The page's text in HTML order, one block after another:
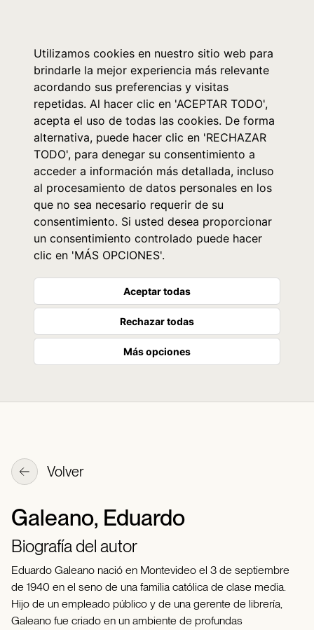
Utilizamos cookies en nuestro sitio web para
brindarle la mejor experiencia más relevante
acordando sus preferencias y visitas
repetidas. Al hacer clic en 'ACEPTAR TODO',
acepta el uso de todas las cookies. De forma
alternativa, puede hacer clic en 'RECHAZAR
TODO', para denegar su consentimiento a
acceder a información más detallada, incluso
al procesamiento de datos personales en los
que no sea necesario requerir de su
consentimiento. Si usted desea proporcionar
un consentimiento controlado puede hacer
clic en 'MÁS OPCIONES'.
Aceptar todas
Rechazar todas
Más opciones
Volver
Galeano, Eduardo
Biografía del autor
Eduardo Galeano nació en Montevideo el 3 de septiembre
de 1940 en el seno de una familia católica de clase media.
Hijo de un empleado público y de una gerente de librería,
Galeano fue criado en un ambiente de profundas